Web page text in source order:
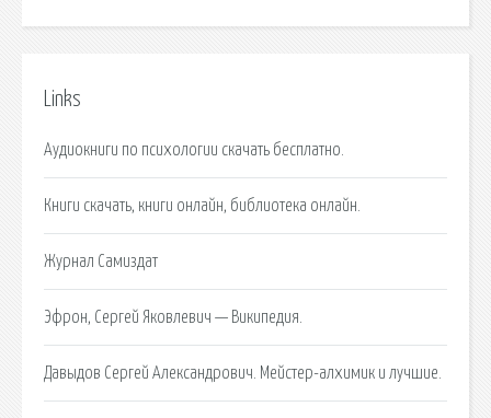
Links
Аудиокниги по психологии скачать бесплатно.
Книги скачать, книги онлайн, библиотека онлайн.
Журнал Самиздат
Эфрон, Сергей Яковлевич — Википедия.
Давыдов Сергей Александрович. Мейстер-алхимик и лучшие.